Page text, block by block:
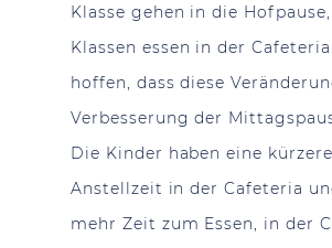
Klasse gehen in die
Klassen essen in der
hoffen, dass diese
Verbesserung der
Die Kinder haben eine kürzere
Anstellzeit in der Cafeteria
mehr Zeit zum Essen, in der